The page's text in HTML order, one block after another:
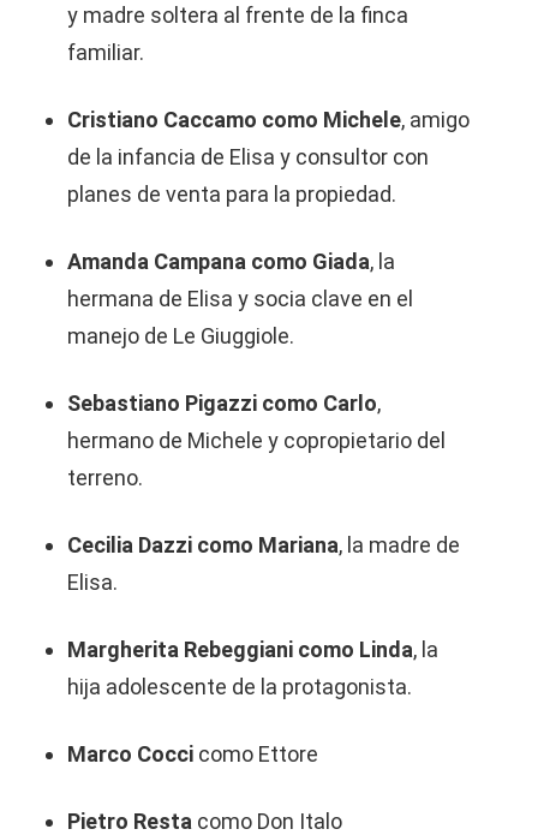
y madre soltera al frente de la finca
familiar.
Cristiano Caccamo como Michele, amigo
de la infancia de Elisa y consultor con
planes de venta para la propiedad.
Amanda Campana como Giada, la
hermana de Elisa y socia clave en el
manejo de Le Giuggiole.
Sebastiano Pigazzi como Carlo,
hermano de Michele y copropietario del
terreno.
Cecilia Dazzi como Mariana, la madre de
Elisa.
Margherita Rebeggiani como Linda, la
hija adolescente de la protagonista.
Marco Cocci como Ettore
Pietro Resta como Don Italo